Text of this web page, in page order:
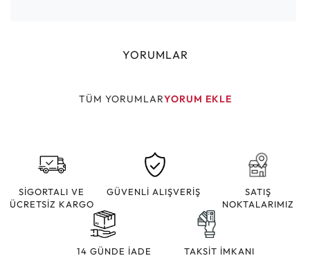
YORUMLAR
TÜM YORUMLARYORUM EKLE
SİGORTALI VE
ÜCRETSİZ KARGO
GÜVENLİ ALIŞVERİŞ
SATIŞ
NOKTALARIMIZ
14 GÜNDE İADE TAKSİT İMKANI